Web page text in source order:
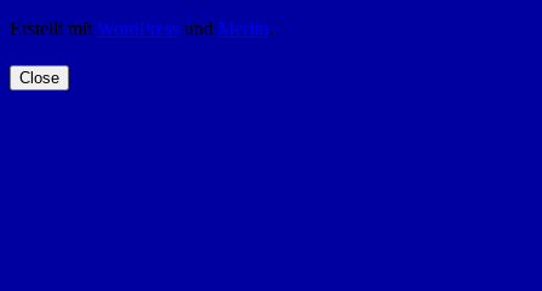
Erstellt mit WordPress und Merlin.
Close